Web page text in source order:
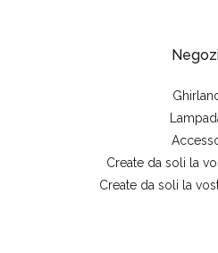
Create da soli la
Create da soli la